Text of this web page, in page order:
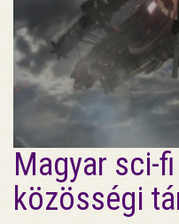
Magyar sci-fi
közösségi